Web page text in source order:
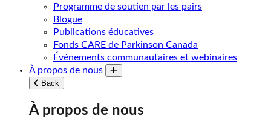
Programme de soutien par les pairs
Blogue
Publications éducatives
Fonds CARE de Parkinson Canada
Événements communautaires et webinaires
À propos de nous
Toggle submenu
Back
À propos de nous